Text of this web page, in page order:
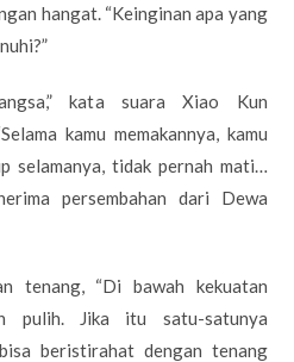
hangat. “Keinginan apa yang
kata suara Xiao Kun
kamu memakannya, kamu
selamanya, tidak pernah mati…
persembahan dari Dewa
tenang, “Di bawah kekuatan
pulih. Jika itu satu-satunya
beristirahat dengan tenang